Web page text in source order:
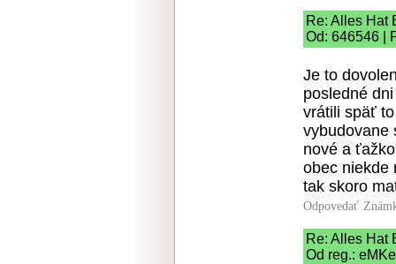
Re: Alles Hat
Od: 646546 |
Je to
posledné
vrátili späť
vybudovane
nové a
obec niekde
tak skoro
Odpovedať
Re: Alles Hat
Od reg.: